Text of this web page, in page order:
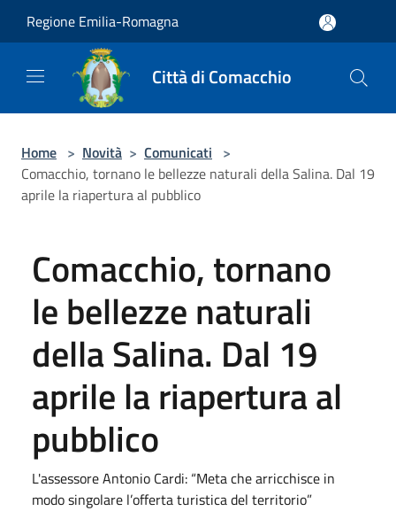
Regione Emilia-Romagna
Città di Comacchio
Home > Novità > Comunicati >
Comacchio, tornano le bellezze naturali della Salina. Dal 19
aprile la riapertura al pubblico
Comacchio, tornano
le bellezze naturali
della Salina. Dal 19
aprile la riapertura al
pubblico
L'assessore Antonio Cardi: “Meta che arricchisce in
modo singolare l’offerta turistica del territorio”